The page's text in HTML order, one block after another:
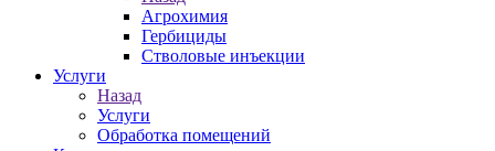
Агрохимия
Гербициды
Стволовые инъекции
Услуги
Назад
Услуги
Обработка помещений